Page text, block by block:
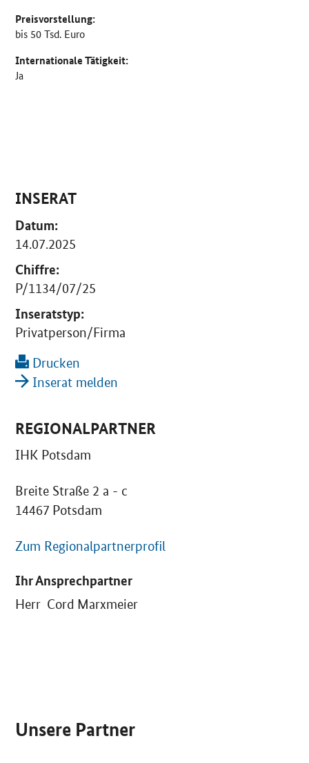
Preisvorstellung:
bis 50 Tsd. Euro
Internationale Tätigkeit:
Ja
INSERAT
Datum:
14.07.2025
Chiffre:
P/1134/07/25
Inseratstyp:
Privatperson/Firma
Drucken
Inserat melden
REGIONALPARTNER
IHK Potsdam
Breite Straße 2 a - c
14467 Potsdam
Zum Regionalpartnerprofil
Ihr Ansprechpartner
Herr Cord Marxmeier
Unsere Partner